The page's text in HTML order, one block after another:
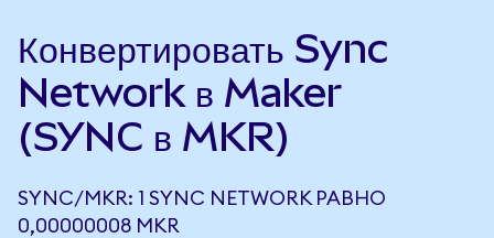
Конвертировать Sync
Network в Maker
(SYNC в MKR)
SYNC/MKR: 1 SYNC NETWORK РАВНО
0,00000008 MKR